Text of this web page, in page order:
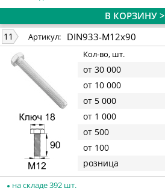
В КОРЗИНУ >
11 Артикул: DIN933-M12x90
Кол-во, шт.
от 30 000
от 10 000
от 5 000
от 1 000
от 500
от 100
розница
на складе 392 шт.